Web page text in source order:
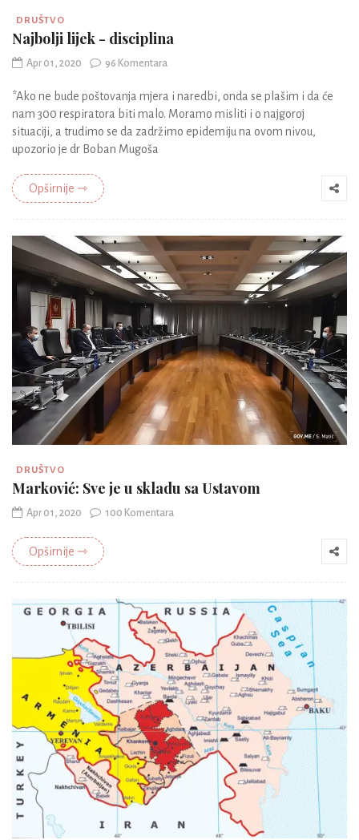
DRUŠTVO
Najbolji lijek - disciplina
Apr 01, 2020 96 Komentara
*Ako ne bude poštovanja mjera i naredbi, onda se plašim i da će
nam 300 respiratora biti malo. Moramo misliti i o najgoroj
situaciji, a trudimo se da zadržimo epidemiju na ovom nivou,
upozorio je dr Boban Mugoša
Opširnije ⇾
DRUŠTVO
Marković: Sve je u skladu sa Ustavom
Apr 01, 2020 100 Komentara
Opširnije ⇾